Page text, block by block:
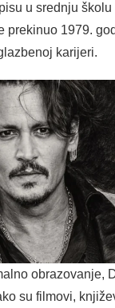
u srednju školu
prekinuo 1979.
karijeri.
obrazovanje,
su filmovi,